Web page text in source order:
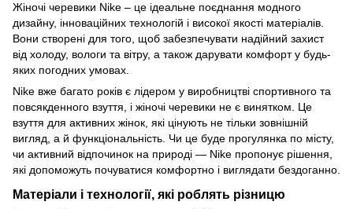
Жіночі черевики Nike – це ідеальне поєднання модного
дизайну, інноваційних технологій і високої якості матеріалів.
Вони створені для того, щоб забезпечувати надійний захист
від холоду, вологи та вітру, а також дарувати комфорт у будь-
яких погодних умовах.
Nike вже багато років є лідером у виробництві спортивного та
повсякденного взуття, і жіночі черевики не є винятком. Це
взуття для активних жінок, які цінують не тільки зовнішній
вигляд, а й функціональність. Чи це буде прогулянка по місту,
чи активний відпочинок на природі — Nike пропонує рішення,
які допоможуть почуватися комфортно і виглядати бездоганно.
Матеріали і технології, які роблять різницю